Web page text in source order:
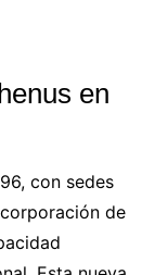
en
con sedes
de